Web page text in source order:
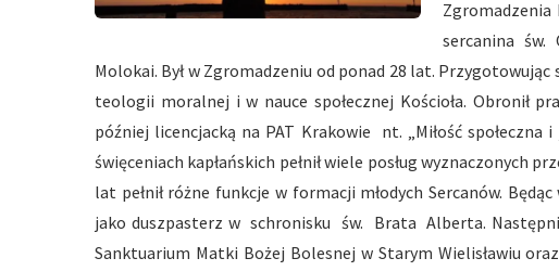
Zgromadzenia
sercanina św.
Molokai. Był w Zgromadzeniu od ponad 28 lat.
teologii moralnej i w nauce społecznej Kościoła. Obronił
później licencjacką na PAT Krakowie nt. „Miłość społeczna
święceniach kapłańskich pełnił wiele posług wyznaczonych
lat pełnił różne funkcje w formacji młodych Sercanów.
jako duszpasterz w schronisku św. Brata Alberta.
Sanktuarium Matki Bożej Bolesnej w Starym Wielisławiu